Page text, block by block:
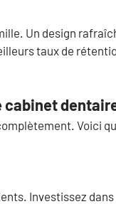
Un design
taux de
cabinet
Voici
Investissez